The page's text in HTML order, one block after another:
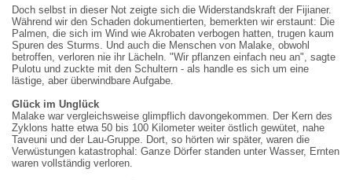
Doch selbst in dieser Not zeigte sich die Widerstandskraft der Fijianer.
Während wir den Schaden dokumentierten, bemerkten wir erstaunt: Die
Palmen, die sich im Wind wie Akrobaten verbogen hatten, trugen kaum
Spuren des Sturms. Und auch die Menschen von Malake, obwohl
betroffen, verloren nie ihr Lächeln. "Wir pflanzen einfach neu an", sagte
Pulotu und zuckte mit den Schultern - als handle es sich um eine
lästige, aber überwindbare Aufgabe.
Glück im Unglück
Malake war vergleichsweise glimpflich davongekommen. Der Kern des
Zyklons hatte etwa 50 bis 100 Kilometer weiter östlich gewütet, nahe
Taveuni und der Lau-Gruppe. Dort, so hörten wir später, waren die
Verwüstungen katastrophal: Ganze Dörfer standen unter Wasser, Ernten
waren vollständig verloren.